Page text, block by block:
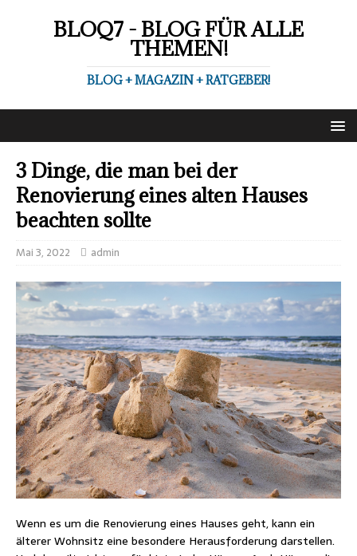
BLOQ7 - BLOG FÜR ALLE
THEMEN!
BLOG + MAGAZIN + RATGEBER!
3 Dinge, die man bei der
Renovierung eines alten Hauses
beachten sollte
Mai 3, 2022 admin
Wenn es um die Renovierung eines Hauses geht, kann ein
älterer Wohnsitz eine besondere Herausforderung darstellen.